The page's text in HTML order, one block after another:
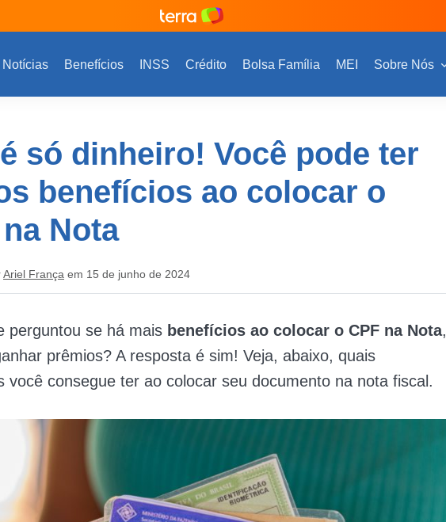
Notícias Benefícios INSS Crédito Bolsa Família MEI Sobre Nós
só dinheiro! Você pode ter
benefícios ao colocar o
Nota
Ariel França em 15 de junho de 2024
perguntou se há mais benefícios ao colocar o CPF na Nota,
prêmios? A resposta é sim! Veja, abaixo, quais
você consegue ter ao colocar seu documento na nota fiscal.